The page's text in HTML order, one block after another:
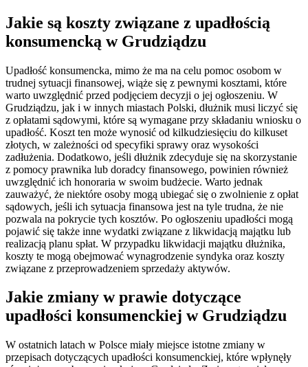
Jakie są koszty związane z upadłością
konsumencką w Grudziądzu
Upadłość konsumencka, mimo że ma na celu pomoc osobom w
trudnej sytuacji finansowej, wiąże się z pewnymi kosztami, które
warto uwzględnić przed podjęciem decyzji o jej ogłoszeniu. W
Grudziądzu, jak i w innych miastach Polski, dłużnik musi liczyć się
z opłatami sądowymi, które są wymagane przy składaniu wniosku o
upadłość. Koszt ten może wynosić od kilkudziesięciu do kilkuset
złotych, w zależności od specyfiki sprawy oraz wysokości
zadłużenia. Dodatkowo, jeśli dłużnik zdecyduje się na skorzystanie
z pomocy prawnika lub doradcy finansowego, powinien również
uwzględnić ich honoraria w swoim budżecie. Warto jednak
zauważyć, że niektóre osoby mogą ubiegać się o zwolnienie z opłat
sądowych, jeśli ich sytuacja finansowa jest na tyle trudna, że nie
pozwala na pokrycie tych kosztów. Po ogłoszeniu upadłości mogą
pojawić się także inne wydatki związane z likwidacją majątku lub
realizacją planu spłat. W przypadku likwidacji majątku dłużnika,
koszty te mogą obejmować wynagrodzenie syndyka oraz koszty
związane z przeprowadzeniem sprzedaży aktywów.
Jakie zmiany w prawie dotyczące
upadłości konsumenckiej w Grudziądzu
W ostatnich latach w Polsce miały miejsce istotne zmiany w
przepisach dotyczących upadłości konsumenckiej, które wpłynęły